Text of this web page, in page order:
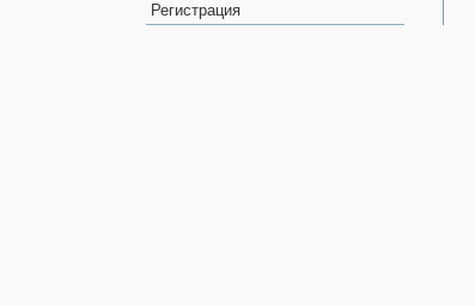
Регистрация